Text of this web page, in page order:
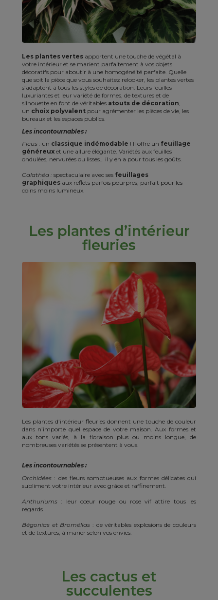
Les plantes vertes apportent une touche de végétal à
votre intérieur et se marient parfaitement à vos objets
décoratifs pour aboutir à une homogénéité parfaite. Quelle
que soit la pièce que vous souhaitez relooker, les plantes vertes
s’adaptent à tous les styles de décoration. Leurs feuilles
luxuriantes et leur variété de formes, de textures et de
silhouette en font de véritables atouts de décoration,
un choix polyvalent pour agrémenter les pièces de vie, les
bureaux et les espaces publics.
Les incontournables :
Ficus : un classique indémodable ! Il offre un feuillage
généreux et une allure élégante. Variétés aux feuilles
ondulées, nervurées ou lisses… il y en a pour tous les goûts.
Calathéa : spectaculaire avec ses feuillages
graphiques aux reflets parfois pourpres, parfait pour les
coins moins lumineux.
Les plantes d’intérieur
fleuries
Les plantes d’intérieur fleuries donnent une touche de couleur
dans n’importe quel espace de votre maison. Aux formes et
aux tons variés, à la floraison plus ou moins longue, de
nombreuses variétés se présentent à vous.
Les incontournables :
Orchidées : des fleurs somptueuses aux formes délicates qui
subliment votre intérieur avec grâce et raffinement.
Anthuriums : leur cœur rouge ou rose vif attire tous les
regards !
Bégonias et Bromélias : de véritables explosions de couleurs
et de textures, à marier selon vos envies.
Les cactus et
succulentes